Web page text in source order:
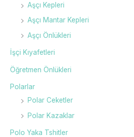
Aşçı Kepleri
Aşçı Mantar Kepleri
Aşçı Önlükleri
İşçi Kıyafetleri
Öğretmen Önlükleri
Polarlar
Polar Ceketler
Polar Kazaklar
Polo Yaka Tshitler